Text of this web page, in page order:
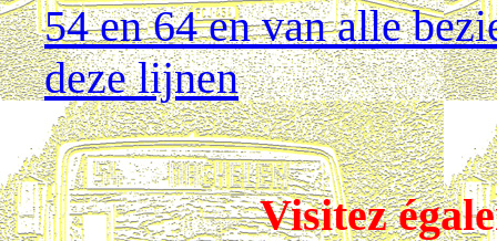
54 en 64 en van alle
deze lijnen
Visitez